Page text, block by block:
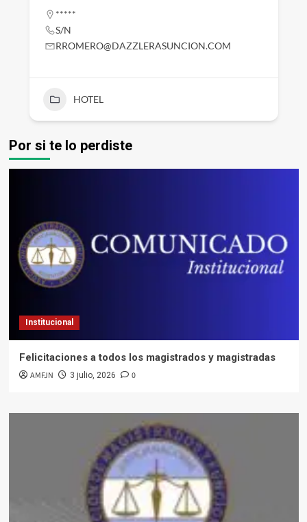
*****
S/N
RROMERO@DAZZLERASUNCION.COM
HOTEL
Por si te lo perdiste
Institucional
Felicitaciones a todos los magistrados y magistradas
AMFJN 3 julio, 2026 0